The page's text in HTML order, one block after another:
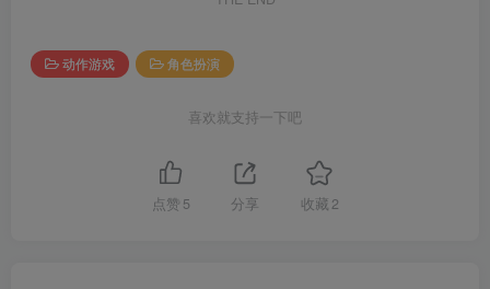
动作游戏 角色扮演
喜欢就支持一下吧
点赞 5 分享 收藏 2